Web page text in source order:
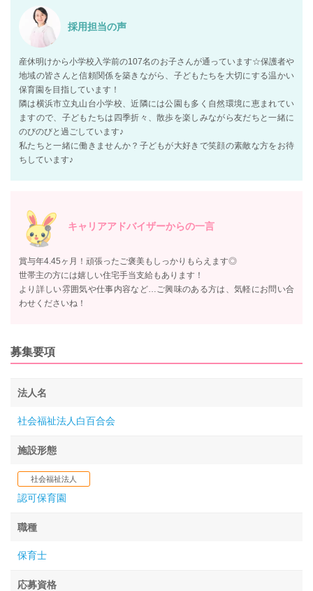
採用担当の声
産休明けから小学校入学前の107名のお子さんが通っています☆保護者や
地域の皆さんと信頼関係を築きながら、子どもたちを大切にする温かい
保育園を目指しています！
隣は横浜市立丸山台小学校、近隣には公園も多く自然環境に恵まれてい
ますので、子どもたちは四季折々、散歩を楽しみながら友だちと一緒に
のびのびと過ごしています♪
私たちと一緒に働きませんか？子どもが大好きで笑顔の素敵な方をお待
ちしています♪
キャリアアドバイザーからの一言
賞与年4.45ヶ月！頑張ったご褒美もしっかりもらえます◎
世帯主の方には嬉しい住宅手当支給もあります！
より詳しい雰囲気や仕事内容など…ご興味のある方は、気軽にお問い合
わせくださいね！
募集要項
法人名
社会福祉法人白百合会
施設形態
社会福祉法人
認可保育園
職種
保育士
応募資格